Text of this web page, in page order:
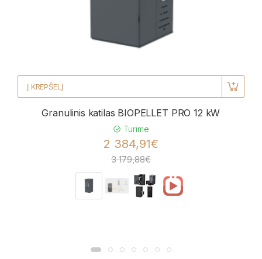
Į KREPŠELĮ
Granulinis katilas BIOPELLET PRO 12 kW
Turime
2 384,91€
3 179,88€